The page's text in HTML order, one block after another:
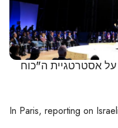
אסטרטגיית ה"כוח
In Paris, reporting on